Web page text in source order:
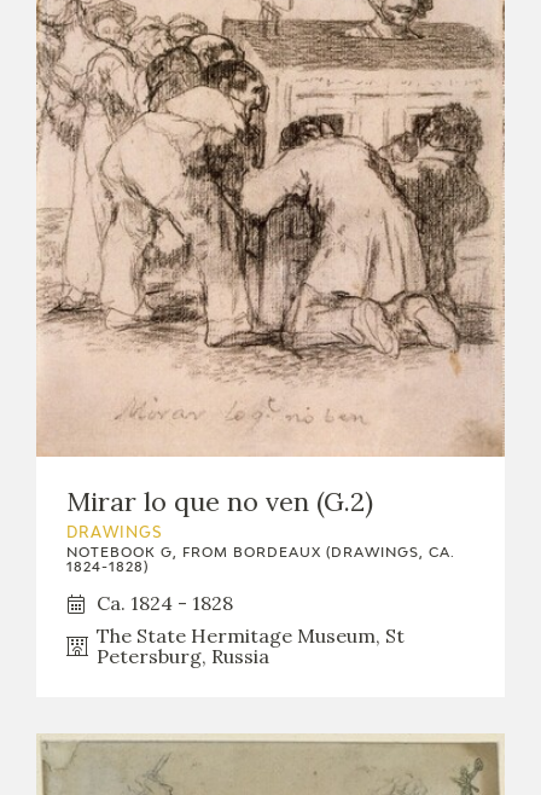
Mirar lo que no ven (G.2)
DRAWINGS
NOTEBOOK G, FROM BORDEAUX (DRAWINGS, CA.
1824-1828)
Ca. 1824 - 1828
The State Hermitage Museum, St
Petersburg, Russia